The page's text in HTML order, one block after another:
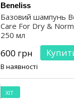
Beneliss
Базовий шампунь
Care For Dry &
250 мл
600 грн
В наявності
ХІТ